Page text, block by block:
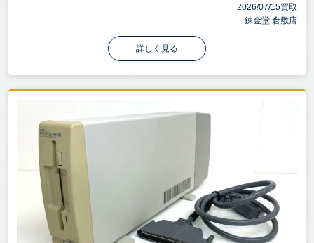
2026/07/15買取
錬金堂 倉敷店
詳しく見る